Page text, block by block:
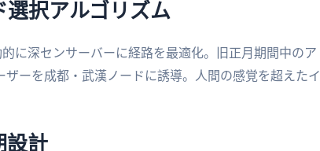
択アルゴリズム
に深センサーバーに経路を最適化。旧正月期間中のア
ーを成都・武漢ノードに誘導。人間の感覚を超えたイ
設計